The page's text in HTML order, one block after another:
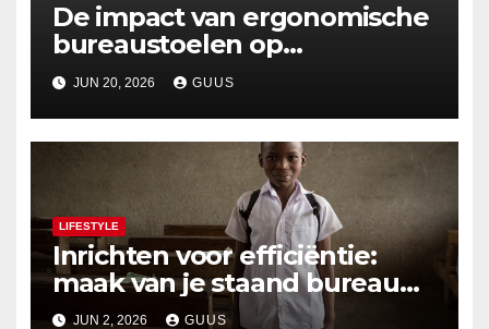
De impact van ergonomische
bureaustoelen op
werkplezier in
thuisomgevingen
JUN 20, 2026 GUUS
LIFESTYLE
Inrichten voor efficiëntie:
maak van je staand bureau
een productief powerhouse
JUN 2, 2026 GUUS